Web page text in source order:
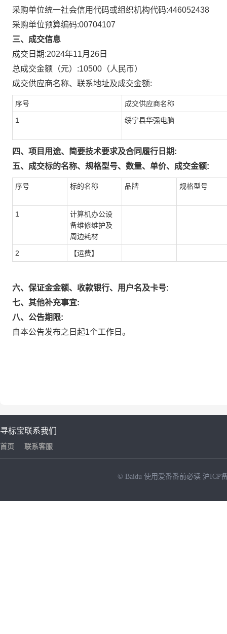
采购单位统一社会信用代码或组织机构代码:446052438
采购单位预算编码:00704107
三、成交信息
成交日期:2024年11月26日
总成交金额（元）:10500 （人民币）
成交供应商名称、联系地址及成交金额:
序号 成交供应商名称
1 绥宁县华强电脑
四、项目用途、简要技术要求及合同履行日期:
五、成交标的名称、规格型号、数量、单价、成交金额:
序号 标的名称 品牌 规格型号
1
计算机办公设
备维修维护及
周边耗材
2 【运费】
六、保证金金额、收款银行、用户名及卡号:
七、其他补充事宜:
八、公告期限:
自本公告发布之日起1个工作日。
寻标宝
首页
联系我们
联系客服
© Baidu 使用爱番番前必读 沪ICP